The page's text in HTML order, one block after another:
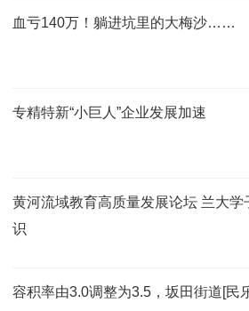
血亏140万！躺进坑里的大梅沙……
专精特新“小巨人”企业发展加速
黄河流域教育高质量发展论坛 兰大
识
容积率由3.0调整为3.5，坂田街道[民